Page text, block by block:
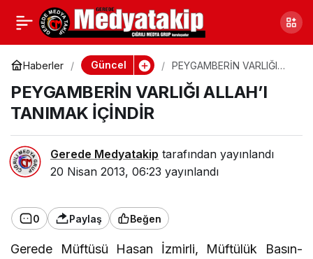
Haberler Güncel
PEYGAMBERİN VARLIĞI
PEYGAMBERİN VARLIĞI ALLAH’I
TANIMAK İÇİNDİR
Gerede Medyatakip tarafından yayınlandı
20 Nisan 2013, 06:23 yayınlandı
0 Paylaş Beğen
Gerede Müftüsü Hasan İzmirli, Müftülük Basın-
PEYGAMBERİN VARLIĞI
ALLAH’I TANIMAK
İÇİNDİR
0